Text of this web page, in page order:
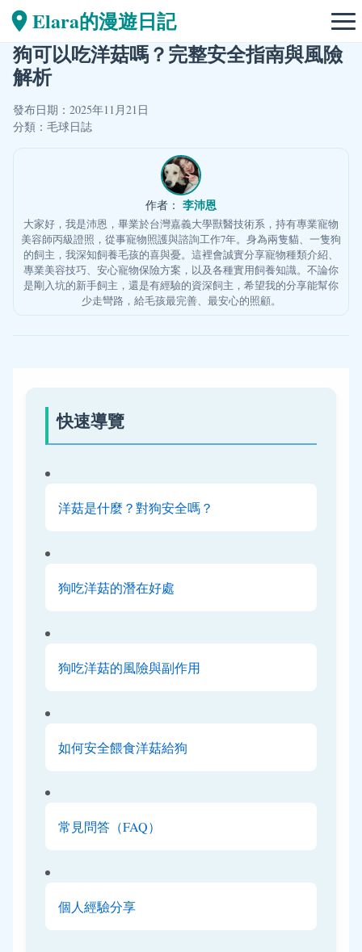
Elara的漫遊日記
狗可以吃洋菇嗎？完整安全指南與風險
解析
發布日期：2025年11月21日
分類： 毛球日誌
作者： 李沛恩
大家好，我是沛恩，畢業於台灣嘉義大學獸醫技術系，持有專業寵物
美容師丙級證照，從事寵物照護與諮詢工作7年。身為兩隻貓、一隻狗
的飼主，我深知飼養毛孩的喜與憂。這裡會誠實分享寵物種類介紹、
專業美容技巧、安心寵物保險方案，以及各種實用飼養知識。不論你
是剛入坑的新手飼主，還是有經驗的資深飼主，希望我的分享能幫你
少走彎路，給毛孩最完善、最安心的照顧。
快速導覽
洋菇是什麼？對狗安全嗎？
狗吃洋菇的潛在好處
狗吃洋菇的風險與副作用
如何安全餵食洋菇給狗
常見問答（FAQ）
個人經驗分享